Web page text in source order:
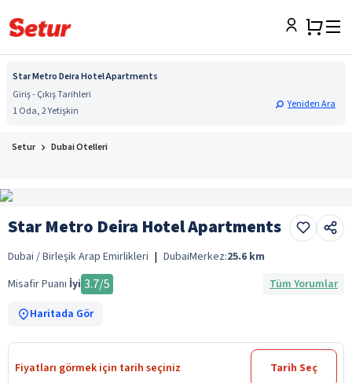
Star Metro Deira Hotel Apartments
Giriş - Çıkış Tarihleri
1 Oda, 2 Yetişkin
Yeniden Ara
Setur Dubai Otelleri
Star Metro Deira Hotel Apartments
Dubai / Birleşik Arap Emirlikleri | DubaiMerkez:25.6 km
Misafir Puanı İyi 3.7/5
Tüm Yorumlar
Haritada Gör
Fiyatları görmek için tarih seçiniz Tarih Seç